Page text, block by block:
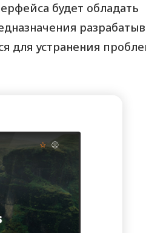
будет обладать
для устранения